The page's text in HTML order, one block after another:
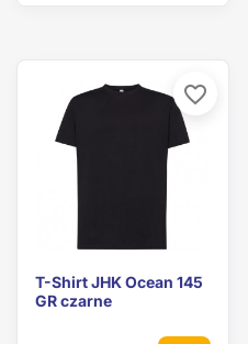
T-Shirt JHK Ocean 145
GR czarne
favorite_border